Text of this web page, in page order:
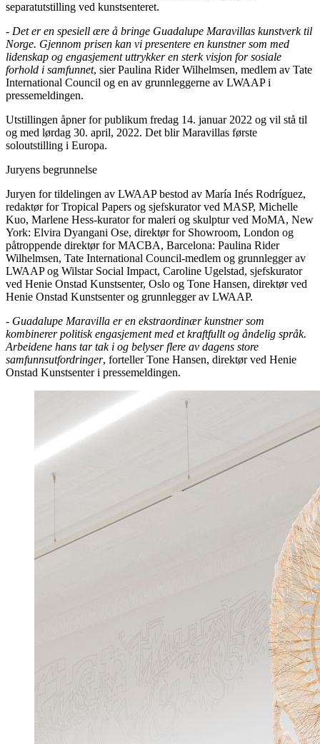
separatutstilling ved kunstsenteret.
- Det er en spesiell ære å bringe Guadalupe Maravillas kunstverk til
Norge. Gjennom prisen kan vi presentere en kunstner som med
lidenskap og engasjement uttrykker en sterk visjon for sosiale
forhold i samfunnet, sier Paulina Rider Wilhelmsen, medlem av Tate
International Council og en av grunnleggerne av LWAAP i
pressemeldingen.
Utstillingen åpner for publikum fredag 14. januar 2022 og vil stå til
og med lørdag 30. april, 2022. Det blir Maravillas første
soloutstilling i Europa.
Juryens begrunnelse
Juryen for tildelingen av LWAAP bestod av María Inés Rodríguez,
redaktør for Tropical Papers og sjefskurator ved MASP, Michelle
Kuo, Marlene Hess-kurator for maleri og skulptur ved MoMA, New
York: Elvira Dyangani Ose, direktør for Showroom, London og
påtroppende direktør for MACBA, Barcelona: Paulina Rider
Wilhelmsen, Tate International Council-medlem og grunnlegger av
LWAAP og Wilstar Social Impact, Caroline Ugelstad, sjefskurator
ved Henie Onstad Kunstsenter, Oslo og Tone Hansen, direktør ved
Henie Onstad Kunstsenter og grunnlegger av LWAAP.
- Guadalupe Maravilla er en ekstraordinær kunstner som
kombinerer politisk engasjement med et kraftfullt og åndelig språk.
Arbeidene hans tar tak i og belyser flere av dagens store
samfunnsutfordringer, forteller Tone Hansen, direktør ved Henie
Onstad Kunstsenter i pressemeldingen.